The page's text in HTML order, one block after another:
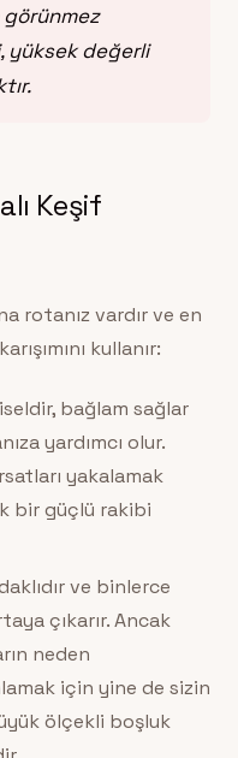
görünmez
yüksek değerli
Keşif
rotanız vardır ve en
kullanır:
bağlam sağlar
yardımcı olur.
yakalamak
bir güçlü rakibi
ve binlerce
çıkarır. Ancak
neden
için yine de sizin
ölçekli boşluk